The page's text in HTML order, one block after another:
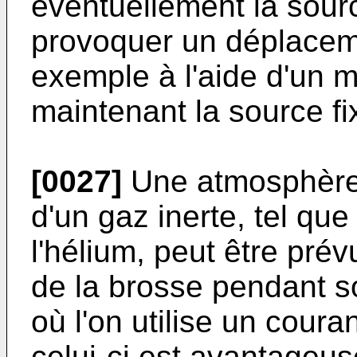
provoquer un
exemple à l'aide d'un
maintenant la source
[0027] Une
d'un gaz inerte, tel
l'hélium, peut être
de la brosse pendant
où l'on utilise un